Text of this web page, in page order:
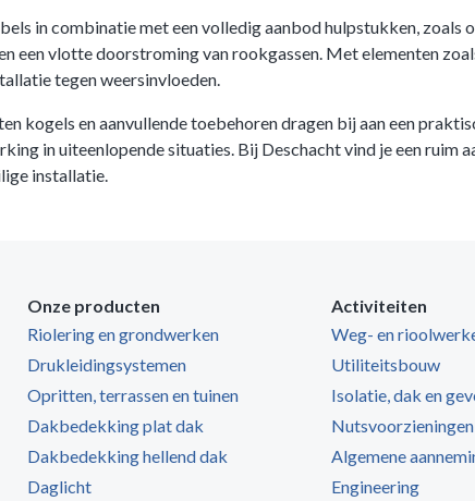
in combinatie met een volledig aanbod hulpstukken, zoals
een vlotte doorstroming van rookgassen. Met elementen
tegen weersinvloeden.
kogels en aanvullende toebehoren dragen bij aan een
in uiteenlopende situaties. Bij Deschacht vind je een ruim
installatie.
Onze producten
Riolering en grondwerken
Drukleidingsystemen
Opritten, terrassen en tuinen
Dakbedekking plat dak
Dakbedekking hellend dak
Daglicht
Activiteiten
Weg- en
Utiliteitsbouw
Isolatie, dak en
Nutsvoorzieningen
Algemene
Engineering